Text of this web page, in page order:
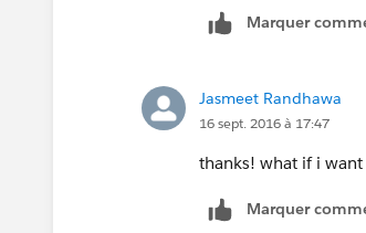
)
Marquer
Jasmeet Randhawa
16 sept. 2016 à 17:47
thanks! what if i want
Marquer